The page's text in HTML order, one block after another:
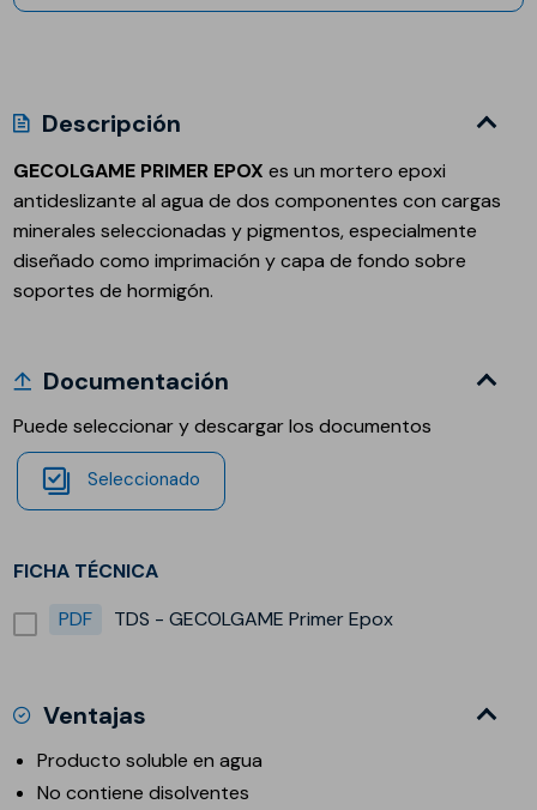
Descripción
GECOLGAME PRIMER EPOX es un mortero epoxi
antideslizante al agua de dos componentes con cargas
minerales seleccionadas y pigmentos, especialmente
diseñado como imprimación y capa de fondo sobre
soportes de hormigón.
Documentación
Puede seleccionar y descargar los documentos
Seleccionado
FICHA TÉCNICA
PDF
TDS - GECOLGAME Primer Epox
Ventajas
Producto soluble en agua
No contiene disolventes